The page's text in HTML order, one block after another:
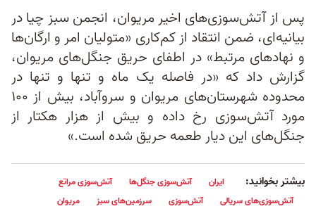
پس از آتش‌سوزی‌های اخیر مریوان، انجمن سبز چیا در
بیانیه‌ای، ضمن انتقاد از کم‌کاری «متولیان امر و ارگان‌ها
و نهادهای مرتبط» در اطفای حریق جنگل‌های مریوان،
گزارش داد که «در فاصله یک ‌ماه و تنها و تنها در
محدوده شهرستان‌های مریوان و سروآباد، بیش از ۱۰۰
مورد آتش‌سوزی رخ داده و بیش از هزار هکتار از
جنگل‌های این دیار طعمه‌ حریق شده است.»
بیشتر بخوانید: ایران آتش‌سوزی جنگل‌ها
آتش‌سوزی مراتع
آتش‌سوزی‌های سریالی
آتش‌سوزی سرزمین‌های سبز
مریوان